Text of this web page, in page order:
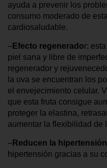
ayuda a prevenir los
consumo moderado de
cardiosaludable.
–Efecto regenerador:
piel sana y libre de
regenerador y
la uva se encuentran los
el envejecimiento celular.
que esta fruta consigue
proteger la elastina,
aumentar la flexibilidad de
–Reducen la hipertensión
hipertensión gracias a su